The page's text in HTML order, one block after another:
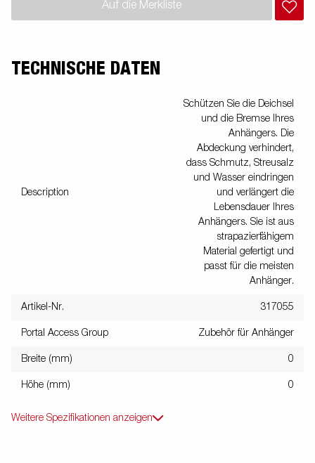
Auf die Merkliste
TECHNISCHE DATEN
Description
Schützen Sie die Deichsel
und die Bremse Ihres
Anhängers. Die
Abdeckung verhindert,
dass Schmutz, Streusalz
und Wasser eindringen
und verlängert die
Lebensdauer Ihres
Anhängers. Sie ist aus
strapazierfähigem
Material gefertigt und
passt für die meisten
Anhänger.
Artikel-Nr. 317055
Portal Access Group Zubehör für Anhänger
Breite (mm) 0
Höhe (mm) 0
Weitere Spezifikationen anzeigen